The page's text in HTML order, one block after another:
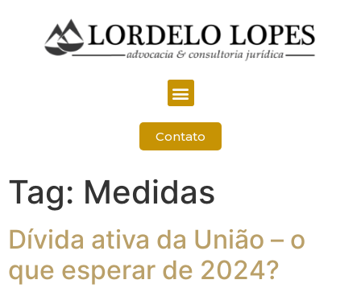
Contato
Tag: Medidas
Dívida ativa da União – o
que esperar de 2024?